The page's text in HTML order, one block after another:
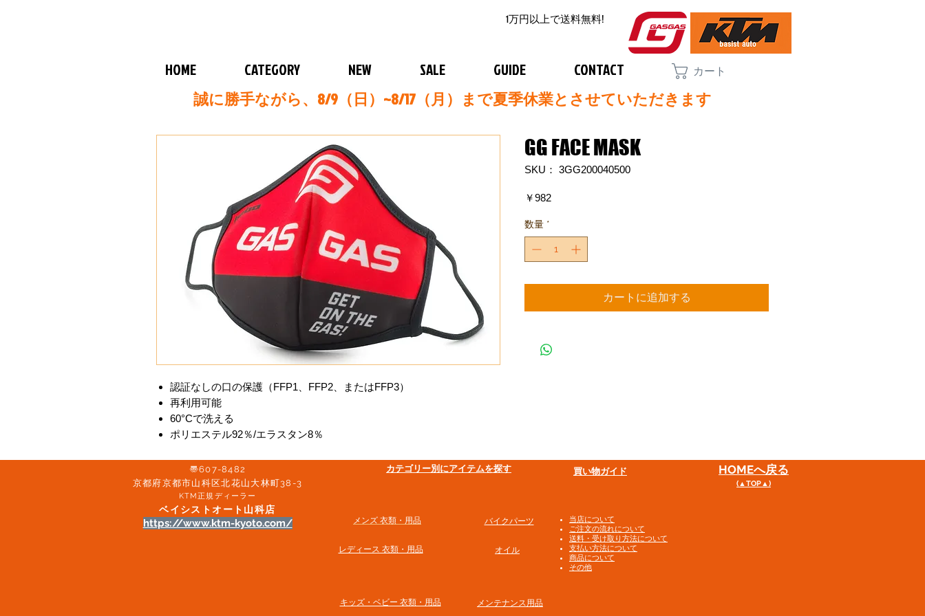
1万円以上で送料無料!
HOME CATEGORY NEW SALE GUIDE CONTACT カート
誠に勝手ながら、8/9（日）~8/17（月）まで夏季休業とさせていただきます
認証なしの口の保護（FFP1、FFP2、またはFFP3）
再利用可能
60°Cで洗える
ポリエステル92％/エラスタン8％
GG FACE MASK
SKU： 3GG200040500
￥982価
数量 *
カートに追加する
〠607-8482
京都府京都市山科区北花山大林町38-3​
KTM正規ディーラー
ベイシストオート山科店
https://www.ktm-kyoto.com/
​カテゴリー別にアイテムを探す
メンズ 衣類・用品
​レディース 衣類・用品
バイクパーツ
オイル
​キッズ・ベビー 衣類・用品 メンテナンス用品
買い物ガイド HOMEへ戻る
(▲TOP▲)
​当店について
ご注文の流れについて
送料・受け取り方法について
支払い方法について
商品について
その他